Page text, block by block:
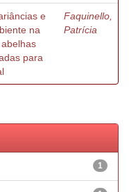
e
na
para
Faquinello,
Patrícia
1